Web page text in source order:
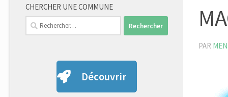
PAR
CHERCHER UNE COMMUNE
Rechercher :
Découvrir